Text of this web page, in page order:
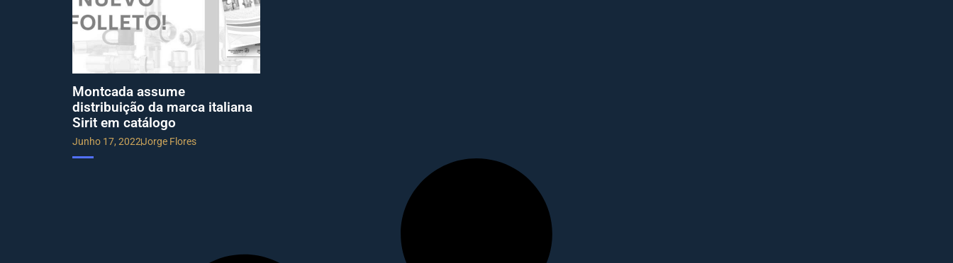
Montcada assume
distribuição da marca italiana
Sirit em catálogo
Junho 17, 2022Jorge Flores